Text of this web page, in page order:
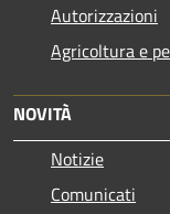
Autorizzazioni
Agricoltura e
NOVITÀ
Notizie
Comunicati